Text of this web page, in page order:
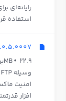
رایانه‌ای
استفاده
22.9 MB
امنیت